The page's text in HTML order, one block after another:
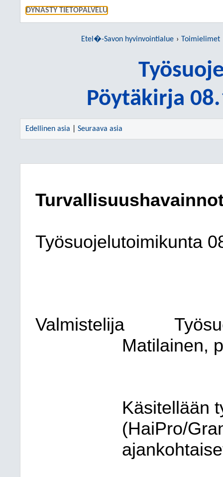
DYNASTY TIETOPALVELU
Etel�-Savon hyvinvointialue Toimielimet
Pöytäkirja
Edellinen asia Seuraava asia
Työsuojelutoimikunta
Valmistelija
Matilainen,
Käsitellään
(HaiPro/